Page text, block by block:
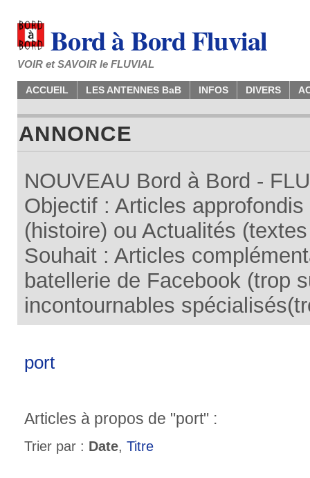
Bord à Bord Fluvial
VOIR et SAVOIR le FLUVIAL
ACCUEIL LES ANTENNES BaB INFOS DIVERS
ANNONCE
NOUVEAU Bord à Bord -
Objectif : Articles
(histoire) ou Actualités
Souhait : Articles
batellerie de Facebook (trop
incontournables
port
Articles à propos de "port" :
Trier par : Date, Titre